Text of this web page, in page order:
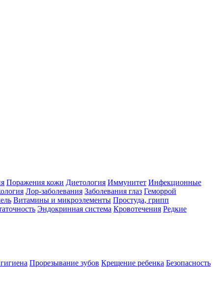
Поражения кожи Диетология Иммунитет Инфекционные
Лор-заболевания Заболевания глаз Геморрой
Витамины и микроэлементы Простуда, грипп
Эндокринная система Кровотечения Редкие
Прорезывание зубов Крещение ребенка Безопасность